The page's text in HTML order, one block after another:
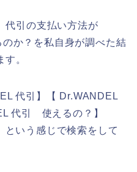
代引の支払い方法が
か？を私自身が調べた結
。
代引】【 Dr.WANDEL
代引 使えるの？】
いう感じで検索をして